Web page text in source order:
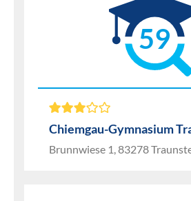
59
Chiemgau-Gymnasium
Brunnwiese 1, 83278